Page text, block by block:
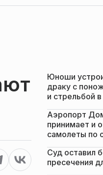
Юноши
драку с
и стрельбой
Аэропорт
принимает и
самолеты по
Суд оставил
пресечения